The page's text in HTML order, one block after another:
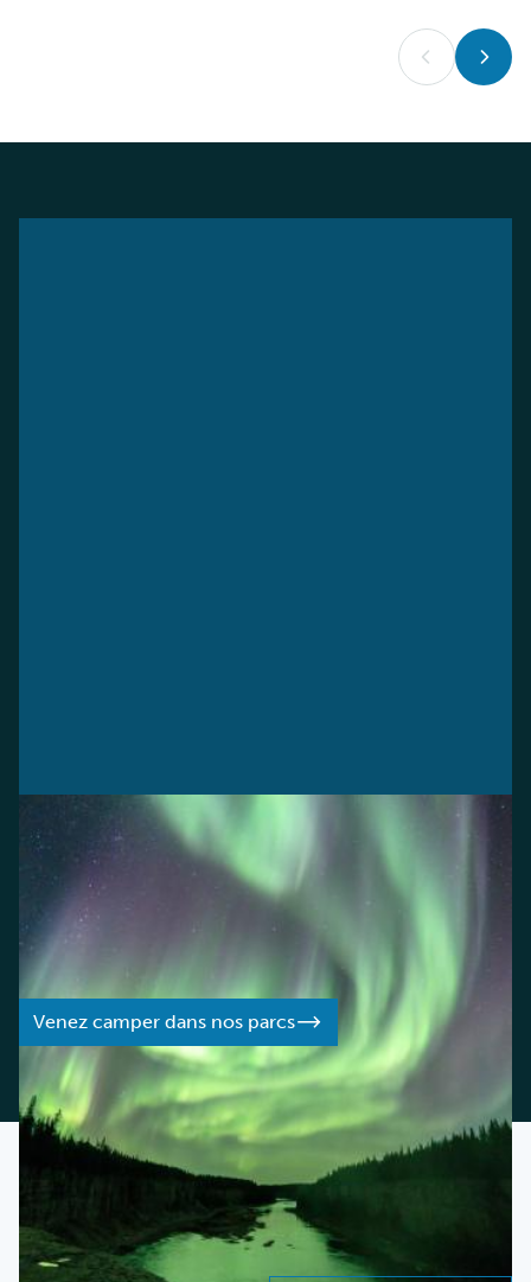
DANS NOS PARCS
Camper sous le ciel du Nord
Découvrez la beauté naturelle des parcs des Territoires
du Nord-Ouest en séjournant dans nos terrains de
camping pittoresques et bien équipés.
Venez camper dans nos parcs
PLANIFIER VOTRE SÉJOUR
Préparez votre